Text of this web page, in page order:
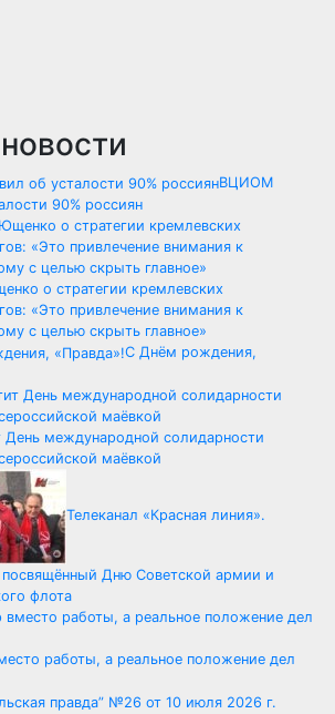
ВЦИОМ
90% россиян
о стратегии кремлевских
«Это привлечение внимания к
с целью скрыть главное»
С Днём рождения,
День международной солидарности
маёвкой
Телеканал «Красная линия».
Дню Советской армии и
флота
работы, а реальное положение дел